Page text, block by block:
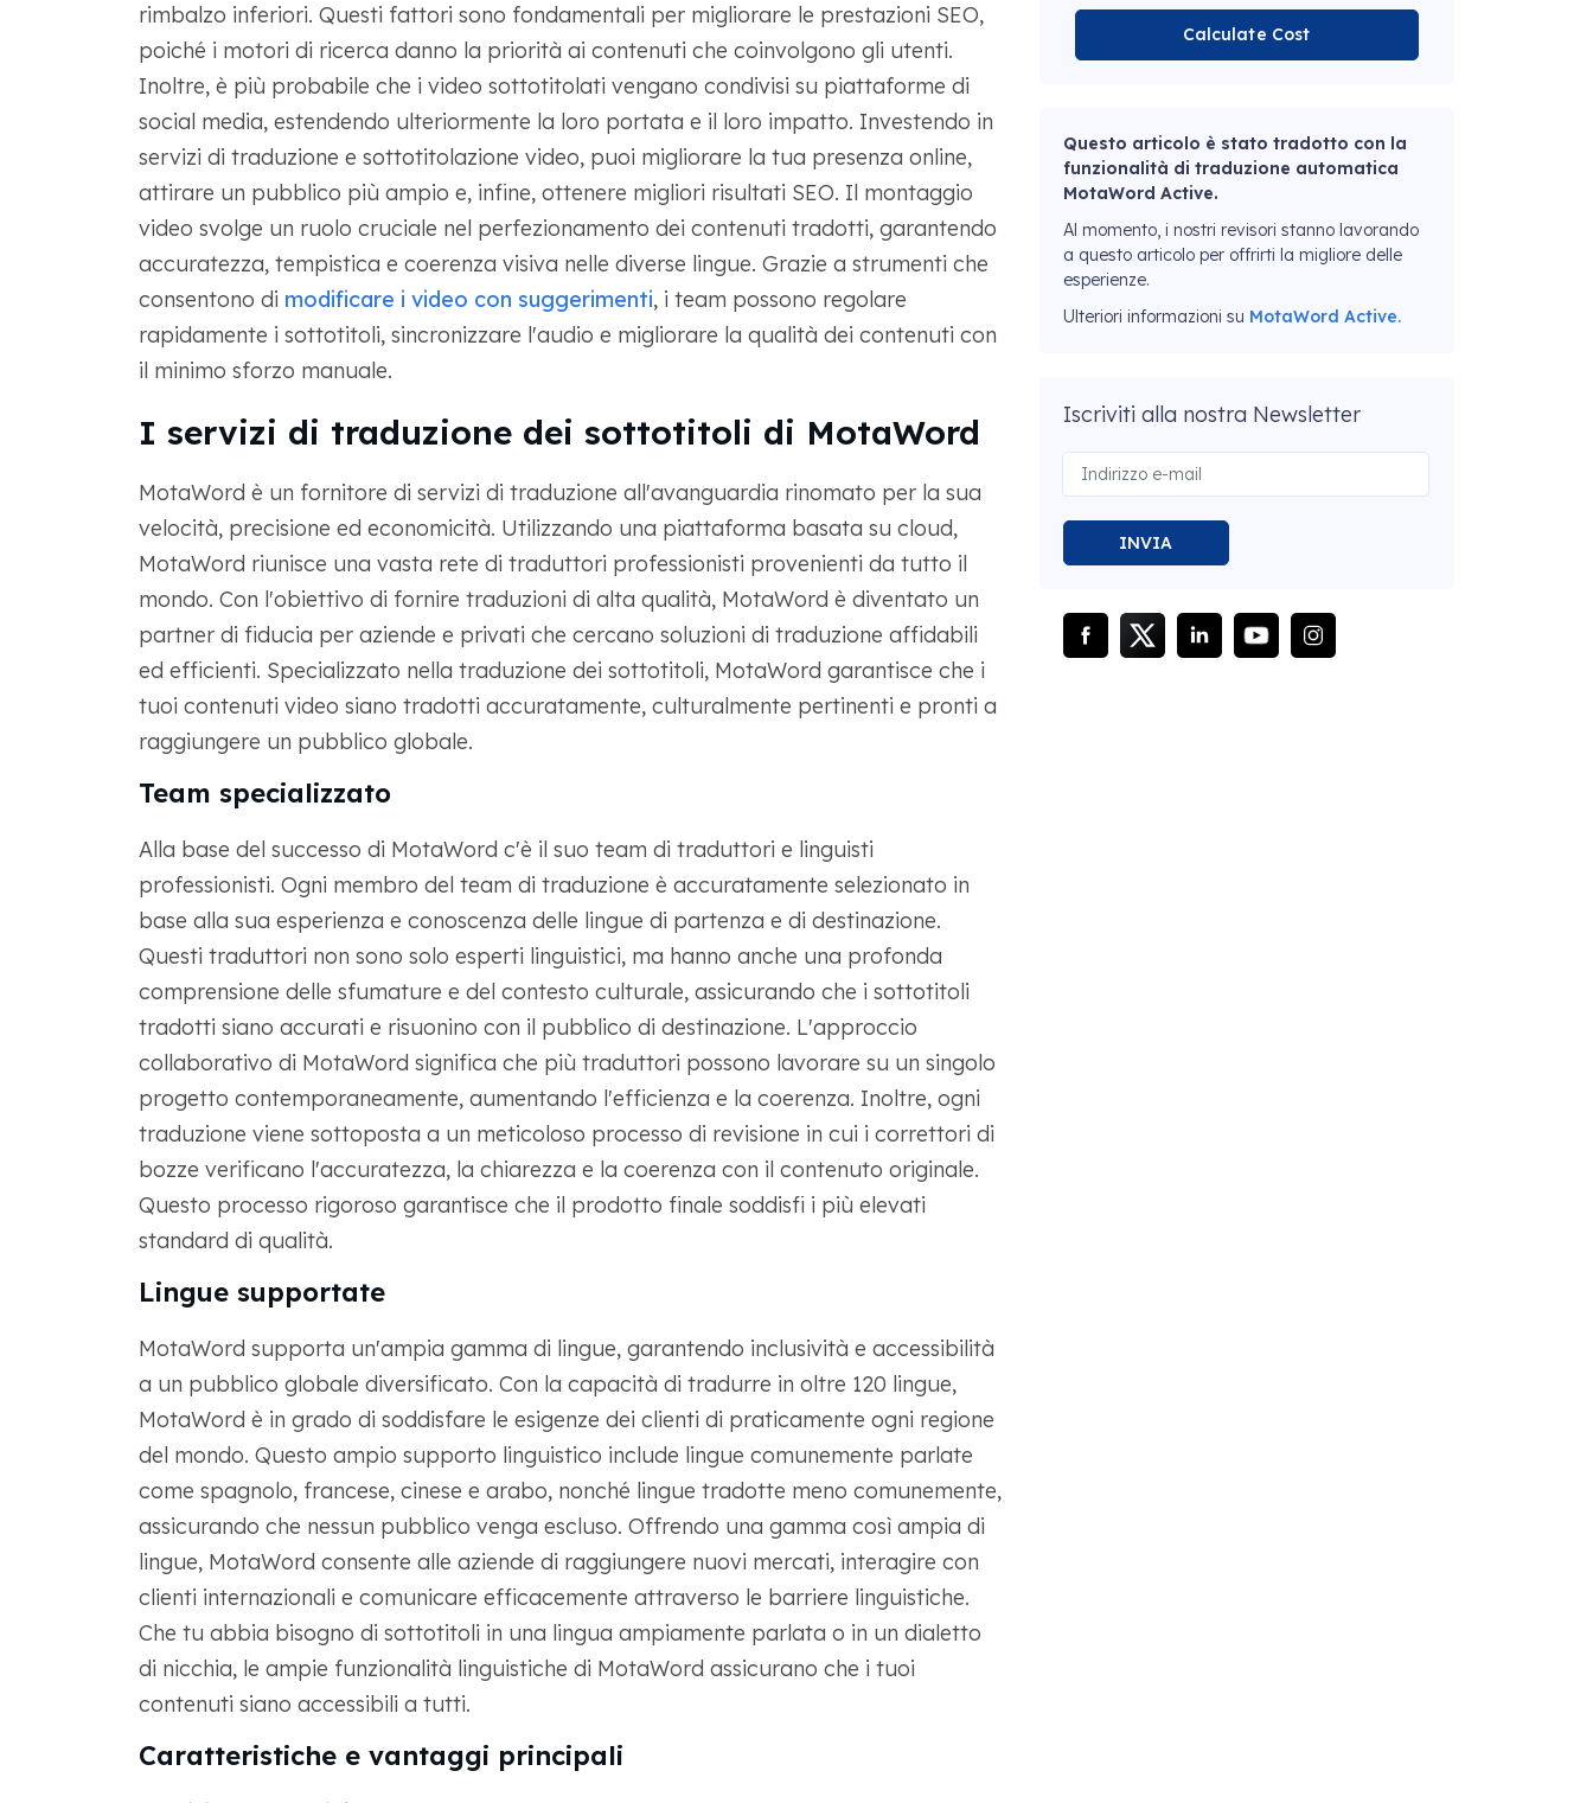
rimbalzo inferiori. Questi fattori sono fondamentali per migliorare le prestazioni SEO,
poiché i motori di ricerca danno la priorità ai contenuti che coinvolgono gli utenti.
Inoltre, è più probabile che i video sottotitolati vengano condivisi su piattaforme di
social media, estendendo ulteriormente la loro portata e il loro impatto. Investendo in
servizi di traduzione e sottotitolazione video, puoi migliorare la tua presenza online,
attirare un pubblico più ampio e, infine, ottenere migliori risultati SEO. Il montaggio
video svolge un ruolo cruciale nel perfezionamento dei contenuti tradotti, garantendo
accuratezza, tempistica e coerenza visiva nelle diverse lingue. Grazie a strumenti che
consentono di modificare i video con suggerimenti, i team possono regolare
rapidamente i sottotitoli, sincronizzare l'audio e migliorare la qualità dei contenuti con
il minimo sforzo manuale.
I servizi di traduzione dei sottotitoli di MotaWord
MotaWord è un fornitore di servizi di traduzione all'avanguardia rinomato per la sua
velocità, precisione ed economicità. Utilizzando una piattaforma basata su cloud,
MotaWord riunisce una vasta rete di traduttori professionisti provenienti da tutto il
mondo. Con l'obiettivo di fornire traduzioni di alta qualità, MotaWord è diventato un
partner di fiducia per aziende e privati che cercano soluzioni di traduzione affidabili
ed efficienti. Specializzato nella traduzione dei sottotitoli, MotaWord garantisce che i
tuoi contenuti video siano tradotti accuratamente, culturalmente pertinenti e pronti a
raggiungere un pubblico globale.
Team specializzato
Alla base del successo di MotaWord c'è il suo team di traduttori e linguisti
professionisti. Ogni membro del team di traduzione è accuratamente selezionato in
base alla sua esperienza e conoscenza delle lingue di partenza e di destinazione.
Questi traduttori non sono solo esperti linguistici, ma hanno anche una profonda
comprensione delle sfumature e del contesto culturale, assicurando che i sottotitoli
tradotti siano accurati e risuonino con il pubblico di destinazione. L'approccio
collaborativo di MotaWord significa che più traduttori possono lavorare su un singolo
progetto contemporaneamente, aumentando l'efficienza e la coerenza. Inoltre, ogni
traduzione viene sottoposta a un meticoloso processo di revisione in cui i correttori di
bozze verificano l'accuratezza, la chiarezza e la coerenza con il contenuto originale.
Questo processo rigoroso garantisce che il prodotto finale soddisfi i più elevati
standard di qualità.
Lingue supportate
MotaWord supporta un'ampia gamma di lingue, garantendo inclusività e accessibilità
a un pubblico globale diversificato. Con la capacità di tradurre in oltre 120 lingue,
MotaWord è in grado di soddisfare le esigenze dei clienti di praticamente ogni regione
del mondo. Questo ampio supporto linguistico include lingue comunemente parlate
come spagnolo, francese, cinese e arabo, nonché lingue tradotte meno comunemente,
assicurando che nessun pubblico venga escluso. Offrendo una gamma così ampia di
lingue, MotaWord consente alle aziende di raggiungere nuovi mercati, interagire con
clienti internazionali e comunicare efficacemente attraverso le barriere linguistiche.
Che tu abbia bisogno di sottotitoli in una lingua ampiamente parlata o in un dialetto
di nicchia, le ampie funzionalità linguistiche di MotaWord assicurano che i tuoi
contenuti siano accessibili a tutti.
Caratteristiche e vantaggi principali
Calculate Cost
Questo articolo è stato tradotto con la
funzionalità di traduzione automatica
MotaWord Active.
Al momento, i nostri revisori stanno lavorando
a questo articolo per offrirti la migliore delle
esperienze.
Ulteriori informazioni su MotaWord Active.
Iscriviti alla nostra Newsletter
INVIA